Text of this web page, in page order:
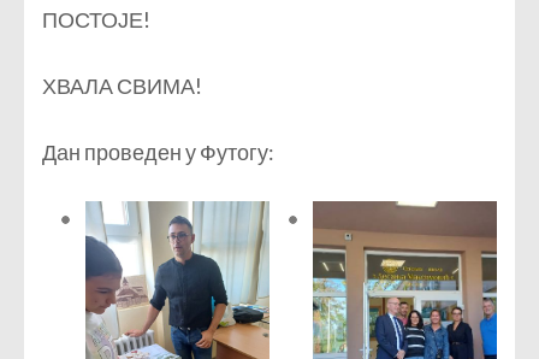
ПОСТОЈЕ!
ХВАЛА СВИМА!
Дан проведен у Футогу: